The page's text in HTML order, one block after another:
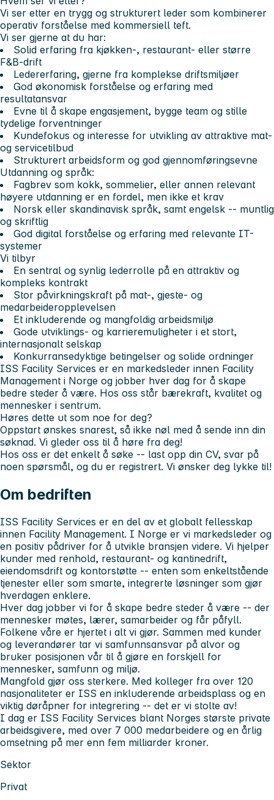
Vi ser etter en trygg og strukturert leder som kombinerer
operativ forståelse med kommersiell teft.
Vi ser gjerne at du har:
Solid erfaring fra kjøkken-, restaurant- eller større
F&B-drift
Ledererfaring, gjerne fra komplekse driftsmiljøer
God økonomisk forståelse og erfaring med
resultatansvar
Evne til å skape engasjement, bygge team og stille
tydelige forventninger
Kundefokus og interesse for utvikling av attraktive mat-
og servicetilbud
Strukturert arbeidsform og god gjennomføringsevne
Utdanning og språk:
Fagbrev som kokk, sommelier, eller annen relevant
høyere utdanning er en fordel, men ikke et krav
Norsk eller skandinavisk språk, samt engelsk -- muntlig
og skriftlig
God digital forståelse og erfaring med relevante IT-
systemer
Vi tilbyr
En sentral og synlig lederrolle på en attraktiv og
kompleks kontrakt
Stor påvirkningskraft på mat-, gjeste- og
medarbeideropplevelsen
Et inkluderende og mangfoldig arbeidsmiljø
Gode utviklings- og karrieremuligheter i et stort,
internasjonalt selskap
Konkurransedyktige betingelser og solide ordninger
ISS Facility Services er en markedsleder innen Facility
Management i Norge og jobber hver dag for å skape
bedre steder å være. Hos oss står bærekraft, kvalitet og
mennesker i sentrum.
Høres dette ut som noe for deg?
Oppstart ønskes snarest, så ikke nøl med å sende inn din
søknad. Vi gleder oss til å høre fra deg!
Hos oss er det enkelt å søke -- last opp din CV, svar på
noen spørsmål, og du er registrert. Vi ønsker deg lykke til!
Om bedriften
ISS Facility Services er en del av et globalt fellesskap
innen Facility Management. I Norge er vi markedsleder og
en positiv pådriver for å utvikle bransjen videre. Vi hjelper
kunder med renhold, restaurant- og kantinedrift,
eiendomsdrift og kontorstøtte -- enten som enkeltstående
tjenester eller som smarte, integrerte løsninger som gjør
hverdagen enklere.
Hver dag jobber vi for å skape bedre steder å være -- der
mennesker møtes, lærer, samarbeider og får påfyll.
Folkene våre er hjertet i alt vi gjør. Sammen med kunder
og leverandører tar vi samfunnsansvar på alvor og
bruker posisjonen vår til å gjøre en forskjell for
mennesker, samfunn og miljø.
Mangfold gjør oss sterkere. Med kolleger fra over 120
nasjonaliteter er ISS en inkluderende arbeidsplass og en
viktig døråpner for integrering -- det er vi stolte av!
I dag er ISS Facility Services blant Norges største private
arbeidsgivere, med over 7 000 medarbeidere og en årlig
omsetning på mer enn fem milliarder kroner.
Sektor
Privat